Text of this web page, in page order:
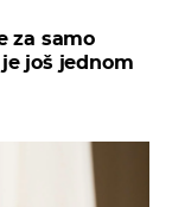
za samo
još jednom